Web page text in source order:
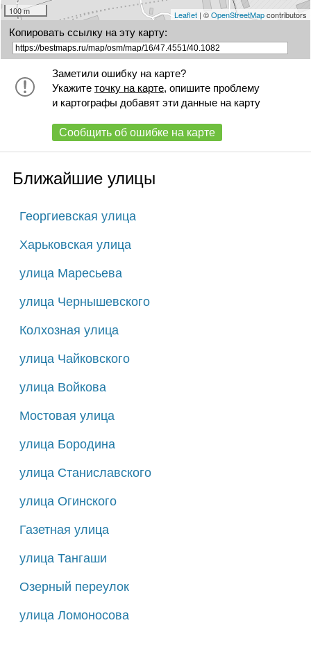
100 m Leaflet| ©OpenStreetMapcontributors
Копировать ссылку на эту карту:
Заметили ошибку на карте?
Укажите точку на карте, опишите проблему
и картографы добавят эти данные на карту
Сообщить об ошибке на карте
Ближайшие улицы
Георгиевская улица
Харьковская улица
улица Маресьева
улица Чернышевского
Колхозная улица
улица Чайковского
улица Войкова
Мостовая улица
улица Бородина
улица Станиславского
улица Огинского
Газетная улица
улица Тангаши
Озерный переулок
улица Ломоносова